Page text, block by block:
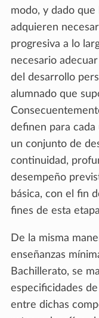
modo, y dado que
adquieren
progresiva a lo
necesario
del desarrollo
alumnado que
definen para cada
un conjunto de
continuidad,
desempeño
básica, con el fin
fines de esta
De la misma
enseñanzas
Bachillerato, se
especificidades
entre dichas